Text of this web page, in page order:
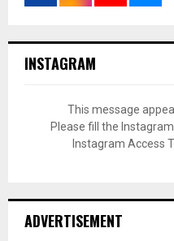
INSTAGRAM
This message
Please fill the
Instagram Access
ADVERTISEMENT